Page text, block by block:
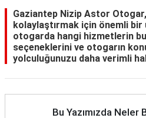
Gaziantep Nizip Astor Otogar,
kolaylaştırmak için önemli bir
otogarda hangi hizmetlerin
seçeneklerini ve otogarın
yolculuğunuzu daha verimli
Bu Yazımızda Neler